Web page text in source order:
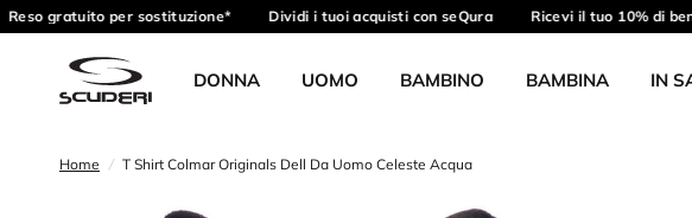
gratuito per sostituzione* Dividi i tuoi acquisti con seQura Ricevi il tuo 10% di
DONNA UOMO BAMBINO BAMBINA IN
Home / T Shirt Colmar Originals Dell Da Uomo Celeste Acqua